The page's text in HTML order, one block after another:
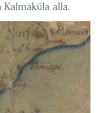
Kalmaküla alla.